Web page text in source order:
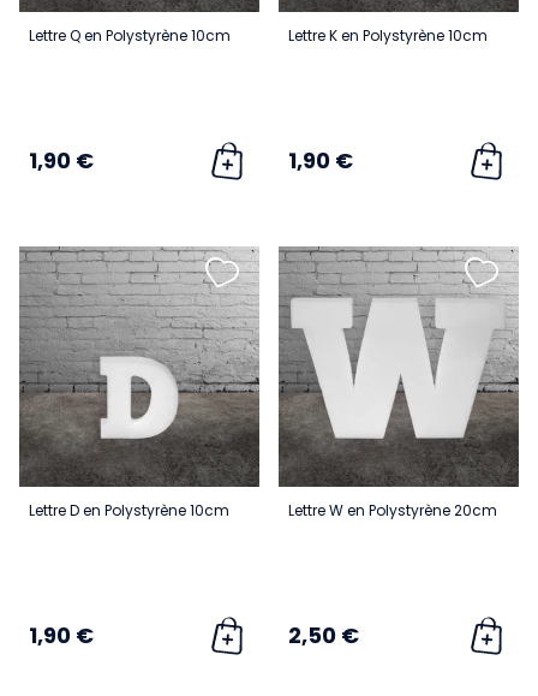
Lettre Q en Polystyrène 10cm
1,90 €
Lettre K en Polystyrène 10cm
1,90 €
Lettre D en Polystyrène 10cm
1,90 €
Lettre W en Polystyrène 20cm
2,50 €